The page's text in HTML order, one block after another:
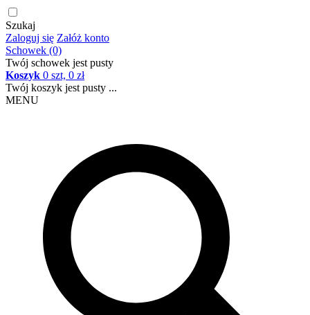
Szukaj
Zaloguj się Załóż konto
Schowek (0)
Twój schowek jest pusty
Koszyk 0 szt, 0 zł
Twój koszyk jest pusty ...
MENU